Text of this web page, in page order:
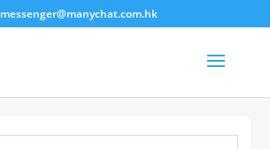
messenger@manychat.com.hk